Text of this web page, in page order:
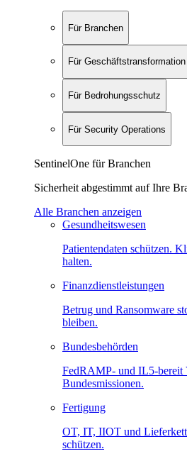
Für Branchen
Für Geschäftstransformation
Für Bedrohungsschutz
Für Security Operations
SentinelOne für Branchen
Sicherheit abgestimmt auf Ihre
Alle Branchen anzeigen
Gesundheitswesen
Patientendaten schützen.
halten.
Finanzdienstleistungen
Betrug und Ransomware
bleiben.
Bundesbehörden
FedRAMP- und IL5-bereit
Bundesmissionen.
Fertigung
OT, IT, IIOT und
schützen.